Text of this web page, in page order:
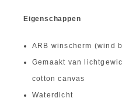
Eigenschappen
ARB winscherm (wind
Gemaakt van
cotton canvas
Waterdicht